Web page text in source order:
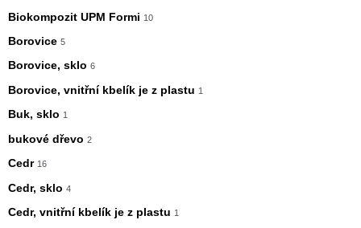
Biokompozit UPM Formi 10
Borovice 5
Borovice, sklo 6
Borovice, vnitřní kbelík je z plastu 1
Buk, sklo 1
bukové dřevo 2
Cedr 16
Cedr, sklo 4
Cedr, vnitřní kbelík je z plastu 1